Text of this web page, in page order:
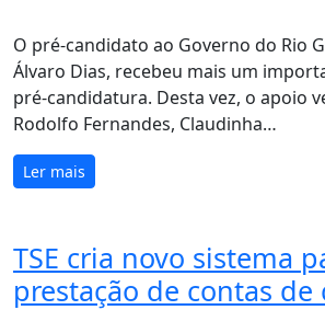
O pré-candidato ao Governo do Rio
Álvaro Dias, recebeu mais um
pré-candidatura. Desta vez, o apoio
Rodolfo Fernandes, Claudinha…
Ler mais
TSE cria novo sistema
prestação de contas de